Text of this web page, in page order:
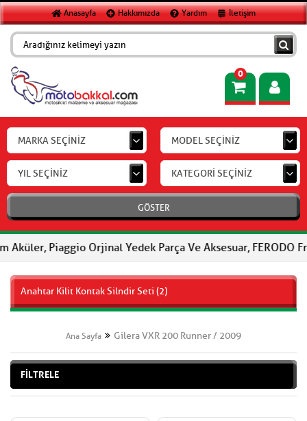
Anasayfa Hakkımızda Yardım İletişim
0
MARKA SEÇİNİZ MODEL SEÇİNİZ
YIL SEÇİNİZ KATEGORİ SEÇİNİZ
GÖSTER
Orjinal Yedek Parça Ve Aksesuar, FERODO Fren
Anahtar Kilit Kontak Silndir Seti (2)
Ana Sayfa Gilera VXR 200 Runner / 2009
FİLTRELE